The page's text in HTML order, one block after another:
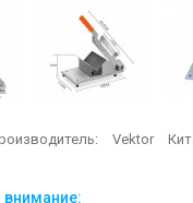
Vektor
внимание: